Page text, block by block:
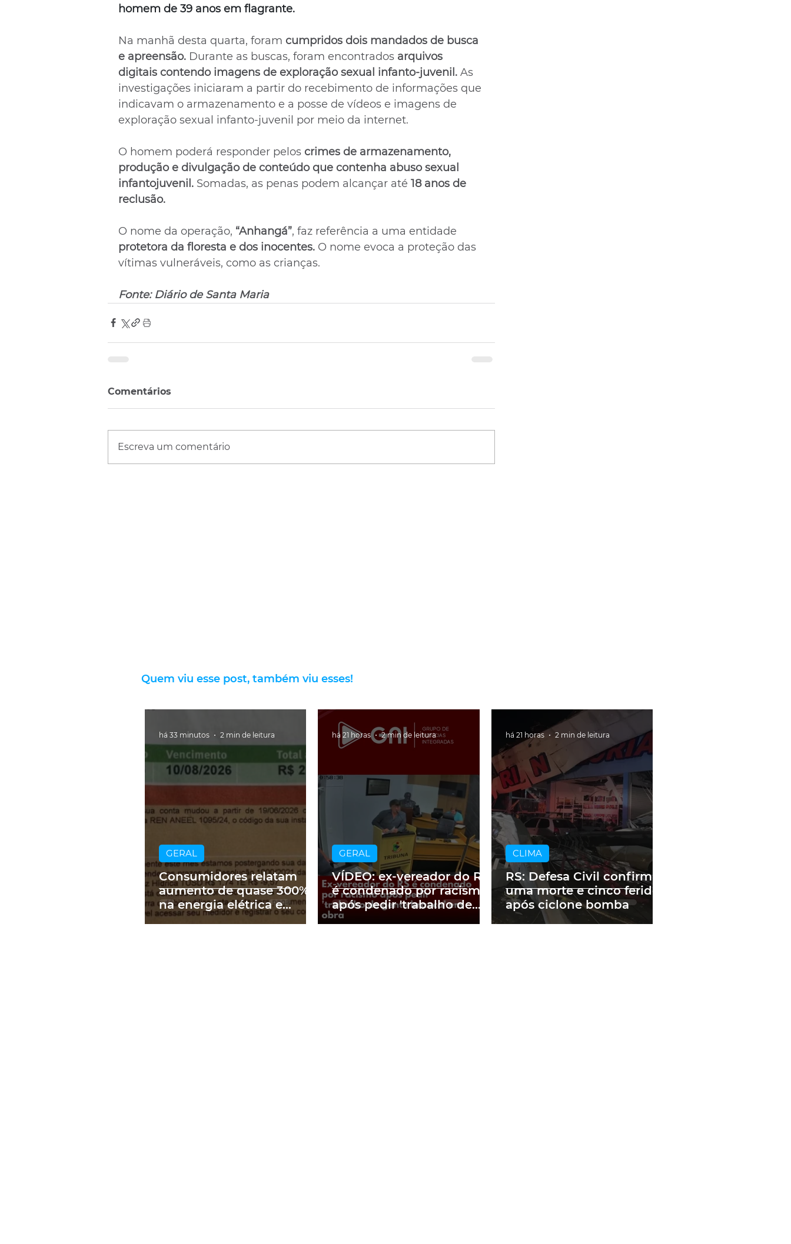
homem de 39 anos em flagrante.
Na manhã desta quarta, foram cumpridos dois mandados de busca
e apreensão. Durante as buscas, foram encontrados arquivos
digitais contendo imagens de exploração sexual infanto-juvenil. As
investigações iniciaram a partir do recebimento de informações que
indicavam o armazenamento e a posse de vídeos e imagens de
exploração sexual infanto-juvenil por meio da internet.
O homem poderá responder pelos crimes de armazenamento,
produção e divulgação de conteúdo que contenha abuso sexual
infantojuvenil. Somadas, as penas podem alcançar até 18 anos de
reclusão.
O nome da operação, “Anhangá”, faz referência a uma entidade
protetora da floresta e dos inocentes. O nome evoca a proteção das
vítimas vulneráveis, como as crianças.
Fonte: Diário de Santa Maria
Comentários
Escreva um comentário
Quem viu esse post, também viu esses!
Consumidores relatam
aumento de quase 300%
na energia elétrica e
contas de até R$ 2 mil no
GERAL
há 33 minutos 2 min de leitura
VÍDEO: ex-vereador do RS
é condenado por racismo
após pedir 'trabalho de
gente branca' em obra
GERAL
há 21 horas 2 min de leitura
RS: Defesa Civil confirma
uma morte e cinco feridos
após ciclone bomba
CLIMA
há 21 horas 2 min de leitura